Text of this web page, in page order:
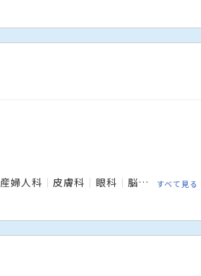
産婦人科 皮膚科 眼科 脳神経外科 すべて見る